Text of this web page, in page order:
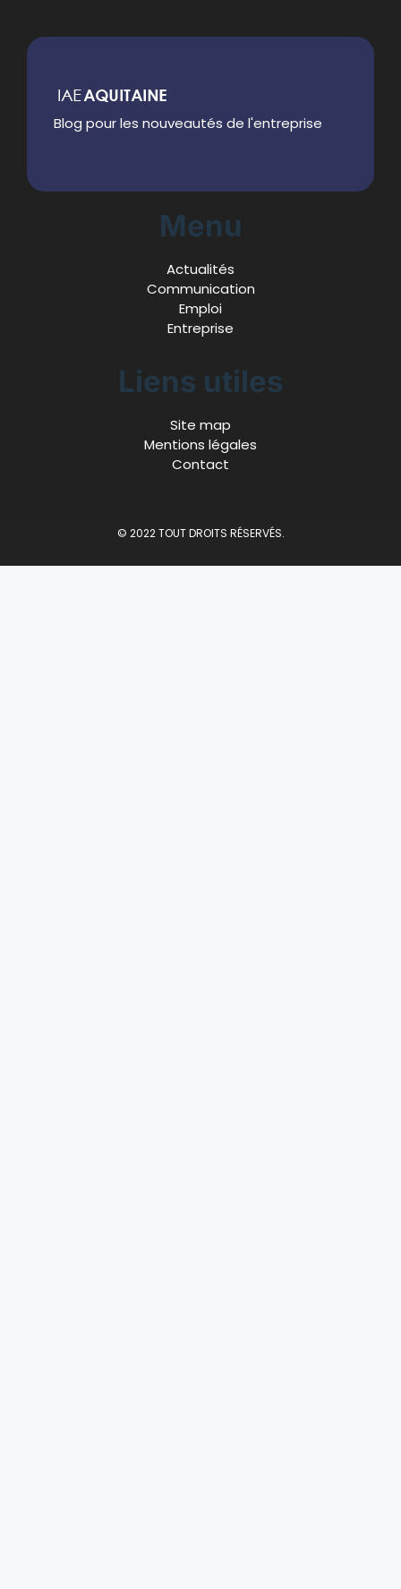
Blog pour les nouveautés de l'entreprise
Menu
Actualités
Communication
Emploi
Entreprise
Liens utiles
Site map
Mentions légales
Contact
© 2022 TOUT DROITS RÉSERVÉS.